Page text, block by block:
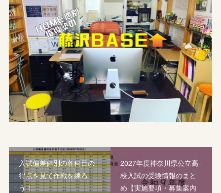
入試偏差値別の各科目の
得点を見て作戦を練ろ
う！
2027年度神奈川県公立高
校入試の受験情報のまと
め【実施要項・募集案内